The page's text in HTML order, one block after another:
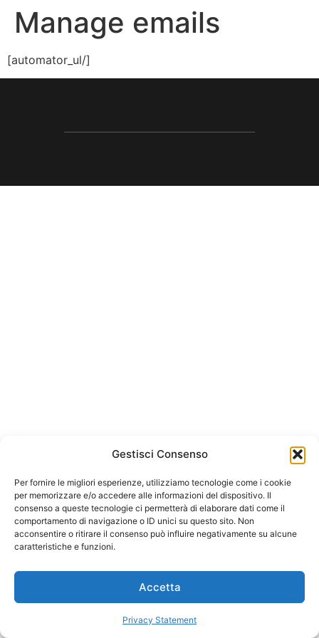
Gestisci Consenso
Per fornire le migliori esperienze, utilizziamo tecnologie come i cookie
per memorizzare e/o accedere alle informazioni del dispositivo. Il
consenso a queste tecnologie ci permetterà di elaborare dati come il
comportamento di navigazione o ID unici su questo sito. Non
acconsentire o ritirare il consenso può influire negativamente su alcune
caratteristiche e funzioni.
Accetta
Privacy Statement
Manage emails
[automator_ul/]